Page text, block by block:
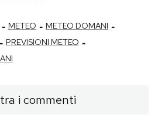
- METEO - METEO DOMANI -
- PREVISIONI METEO -
i commenti